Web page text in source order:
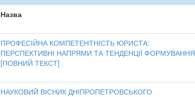
Назва
ПРОФЕСІЙНА КОМПЕТЕНТНІСТЬ ЮРИСТА:
ПЕРСПЕКТИВНІ НАПРЯМИ ТА ТЕНДЕНЦІЇ ФОРМУВАННЯ
[ПОВНИЙ ТЕКСТ]
НАУКОВИЙ ВІСНИК ДНІПРОПЕТРОВСЬКОГО